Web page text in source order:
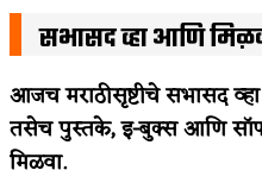
सभासद व्हा आणि
आजच मराठीसृष्टीचे सभासद
तसेच पुस्तके, इ-बुक्स आणि
मिळवा.